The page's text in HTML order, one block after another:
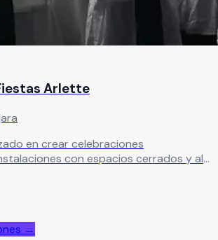
Arlette
en crear celebraciones
con espacios cerrados y al
→